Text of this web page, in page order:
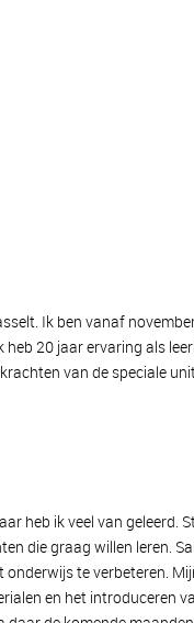
Ik ben vanaf
heb 20 jaar ervaring als
van de speciale
heb ik veel van
die graag willen leren.
te verbeteren.
en het introduceren